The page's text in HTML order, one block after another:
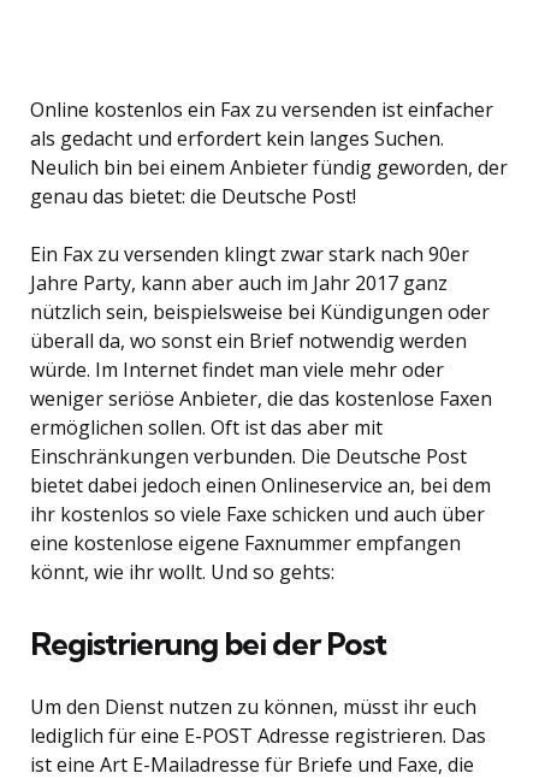
Online kostenlos ein Fax zu versenden ist einfacher
als gedacht und erfordert kein langes Suchen.
Neulich bin bei einem Anbieter fündig geworden, der
genau das bietet: die Deutsche Post!
Ein Fax zu versenden klingt zwar stark nach 90er
Jahre Party, kann aber auch im Jahr 2017 ganz
nützlich sein, beispielsweise bei Kündigungen oder
überall da, wo sonst ein Brief notwendig werden
würde. Im Internet findet man viele mehr oder
weniger seriöse Anbieter, die das kostenlose Faxen
ermöglichen sollen. Oft ist das aber mit
Einschränkungen verbunden. Die Deutsche Post
bietet dabei jedoch einen Onlineservice an, bei dem
ihr kostenlos so viele Faxe schicken und auch über
eine kostenlose eigene Faxnummer empfangen
könnt, wie ihr wollt. Und so gehts:
Registrierung bei der Post
Um den Dienst nutzen zu können, müsst ihr euch
lediglich für eine E-POST Adresse registrieren. Das
ist eine Art E-Mailadresse für Briefe und Faxe, die